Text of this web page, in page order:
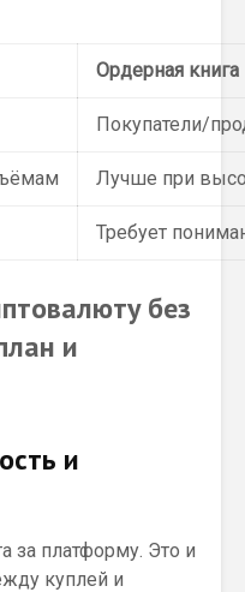
Ордерная книга
Покупатели/
Лучше при
Требует
и
за платформу. Это и
куплей и